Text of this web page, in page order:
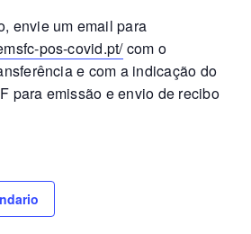
envie um email para
pos-covid.pt/com o
e com a indicação do
para emissão e envio de recibo